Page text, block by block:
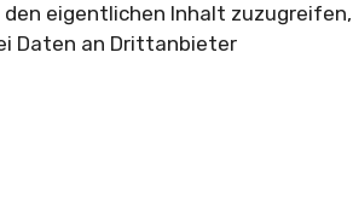
den eigentlichen Inhalt zuzugreifen,
Daten an Drittanbieter